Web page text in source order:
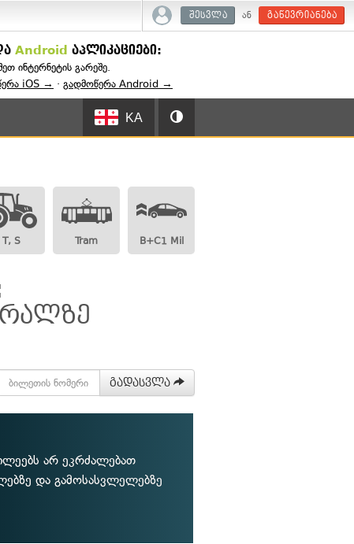
შესვლა ან გაწევრიანება
Android აპლიკაციები:
ინტერნეტის გარეშე.
iOS → · გადმოწერა Android →
KA
T, S Tram B+C1 Mil
გადასვლა
არ ეკრძალებათ
და გამოსასვლელებზე